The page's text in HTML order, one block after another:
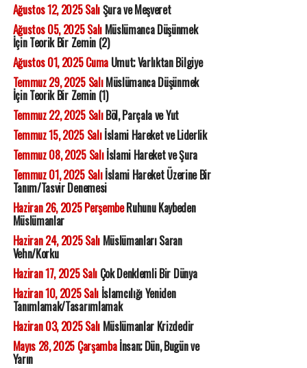
Ağustos 12, 2025 SalıŞura ve Meşveret
Ağustos 05, 2025 SalıMüslümanca Düşünmek
İçin Teorik Bir Zemin (2)
Ağustos 01, 2025 CumaUmut; Varlıktan Bilgiye
Temmuz 29, 2025 SalıMüslümanca Düşünmek
İçin Teorik Bir Zemin (1)
Temmuz 22, 2025 SalıBöl, Parçala ve Yut
Temmuz 15, 2025 Salıİslami Hareket ve Liderlik
Temmuz 08, 2025 Salıİslami Hareket ve Şura
Temmuz 01, 2025 Salıİslami Hareket Üzerine Bir
Tanım/Tasvir Denemesi
Haziran 26, 2025 PerşembeRuhunu Kaybeden
Müslümanlar
Haziran 24, 2025 SalıMüslümanları Saran
Vehn/Korku
Haziran 17, 2025 SalıÇok Denklemli Bir Dünya
Haziran 10, 2025 Salıİslamcılığı Yeniden
Tanımlamak/Tasarımlamak
Haziran 03, 2025 SalıMüslümanlar Krizdedir
Mayıs 28, 2025 Çarşambaİnsan; Dün, Bugün ve
Yarın